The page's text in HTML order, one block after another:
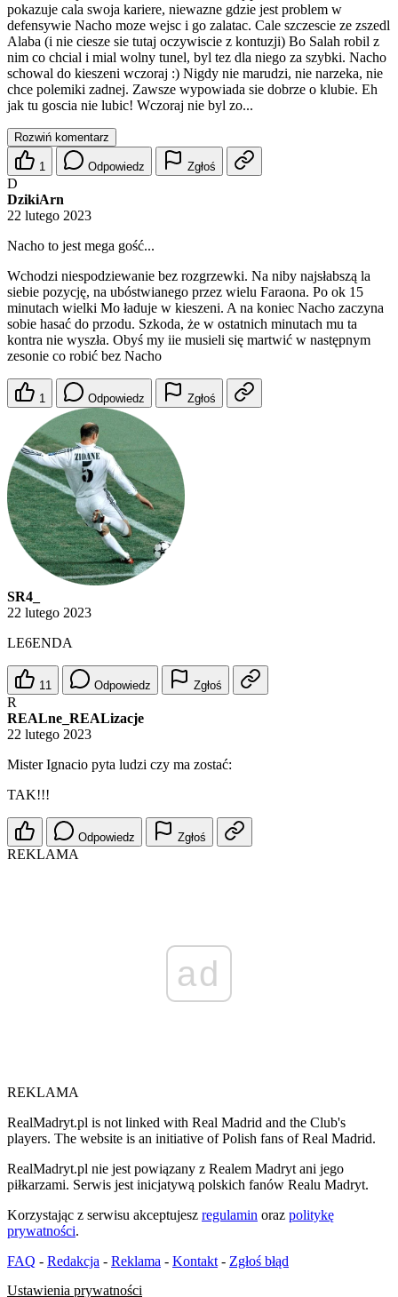
pokazuje cala swoja kariere, niewazne gdzie jest problem w
defensywie Nacho moze wejsc i go zalatac. Cale szczescie ze zszedl
Alaba (i nie ciesze sie tutaj oczywiscie z kontuzji) Bo Salah robil z
nim co chcial i mial wolny tunel, byl tez dla niego za szybki. Nacho
schowal do kieszeni wczoraj :) Nigdy nie marudzi, nie narzeka, nie
chce polemiki zadnej. Zawsze wypowiada sie dobrze o klubie. Eh
jak tu goscia nie lubic! Wczoraj nie byl zo...
Rozwiń komentarz
1 Odpowiedz Zgłoś
D
DzikiArn
22 lutego 2023
Nacho to jest mega gość...
Wchodzi niespodziewanie bez rozgrzewki. Na niby najsłabszą la
siebie pozycję, na ubóstwianego przez wielu Faraona. Po ok 15
minutach wielki Mo ładuje w kieszeni. A na koniec Nacho zaczyna
sobie hasać do przodu. Szkoda, że w ostatnich minutach mu ta
kontra nie wyszła. Obyś my iie musieli się martwić w następnym
zesonie co robić bez Nacho
1 Odpowiedz Zgłoś
SR4_
22 lutego 2023
LE6ENDA
11 Odpowiedz Zgłoś
R
REALne_REALizacje
22 lutego 2023
Mister Ignacio pyta ludzi czy ma zostać:
TAK!!!
Odpowiedz Zgłoś
REKLAMA
ad
REKLAMA
RealMadryt.pl is not linked with Real Madrid and the Club's
players. The website is an initiative of Polish fans of Real Madrid.
RealMadryt.pl nie jest powiązany z Realem Madryt ani jego
piłkarzami. Serwis jest inicjatywą polskich fanów Realu Madryt.
Korzystając z serwisu akceptujesz regulamin oraz politykę
prywatności.
FAQ - Redakcja - Reklama - Kontakt - Zgłoś błąd
Ustawienia prywatności